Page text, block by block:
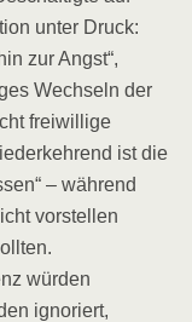
unter Druck:
zur Angst“,
Wechseln der
freiwillige
ist die
– während
vorstellen
würden
ignoriert,